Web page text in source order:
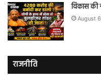
विकास की
August
राजनीति